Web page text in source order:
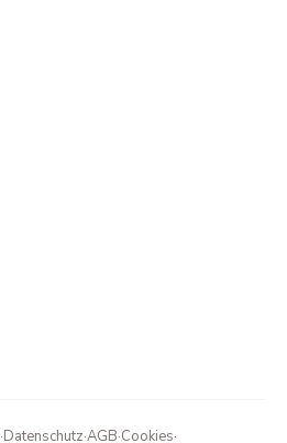
·Datenschutz·AGB·Cookies·